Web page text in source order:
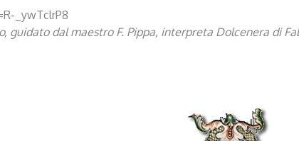
_ywTclrP8
guidato dal maestro F. Pippa, interpreta Dolcenera di